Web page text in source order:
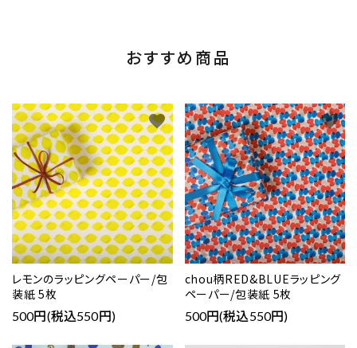
おすすめ商品
レモンのラッピングペーパー/包
装紙 5枚
500円(税込550円)
favorite
chou柄RED&BLUEラッピング
ペーパー/包装紙 5枚
500円(税込550円)
favorite